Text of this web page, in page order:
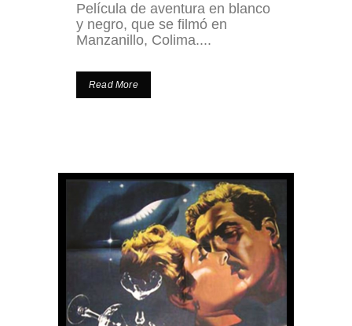
Película de aventura en blanco
y negro, que se filmó en
Manzanillo, Colima....
Read More